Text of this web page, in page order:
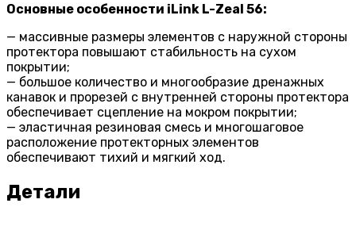
Основные особенности iLink L-Zeal 56:
— массивные размеры элементов с наружной стороны
протектора повышают стабильность на сухом
покрытии;
— большое количество и многообразие дренажных
канавок и прорезей с внутренней стороны протектора
обеспечивает сцепление на мокром покрытии;
— эластичная резиновая смесь и многошаговое
расположение протекторных элементов
обеспечивают тихий и мягкий ход.
Детали